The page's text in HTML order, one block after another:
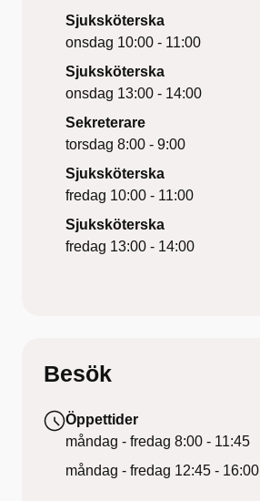
Sjuksköterska
onsdag 10:00 - 11:00
Sjuksköterska
onsdag 13:00 - 14:00
Sekreterare
torsdag 8:00 - 9:00
Sjuksköterska
fredag 10:00 - 11:00
Sjuksköterska
fredag 13:00 - 14:00
Besök
Öppettider
måndag - fredag 8:00 - 11:45
måndag - fredag 12:45 - 16:00